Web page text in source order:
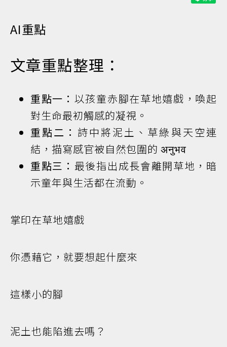
AI重點
文章重點整理：
重點一： 以孩童赤腳在草地嬉戲，喚起
對生命最初觸感的凝視。
重點二： 詩中將泥土、草綠與天空連
結，描寫感官被自然包圍的 अनुभव
重點三： 最後指出成長會離開草地，暗
示童年與生活都在流動。
掌印在草地嬉戲
你憑藉它，就要想起什麼來
這樣小的腳
泥土也能陷進去嗎？